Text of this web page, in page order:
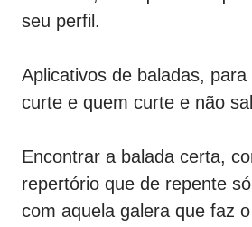
seu perfil.
Aplicativos de baladas,
curte e quem curte e não
Encontrar a balada certa,
repertório que de repente
com aquela galera que faz